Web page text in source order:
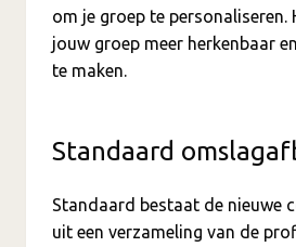
om je groep te personaliseren.
jouw groep meer herkenbaar
te maken.
Standaard
Standaard bestaat de nieuwe
uit een verzameling van de